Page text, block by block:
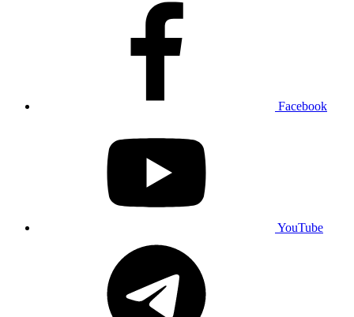
Facebook
YouTube